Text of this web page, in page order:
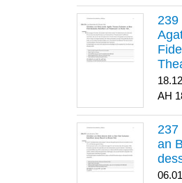
an